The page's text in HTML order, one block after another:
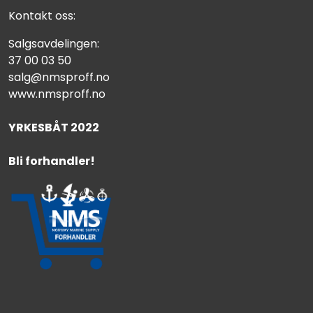
Kontakt oss:
Salgsavdelingen:
37 00 03 50
salg@nmsproff.no
www.nmsproff.no
YRKESBÅT 2022
Bli forhandler!